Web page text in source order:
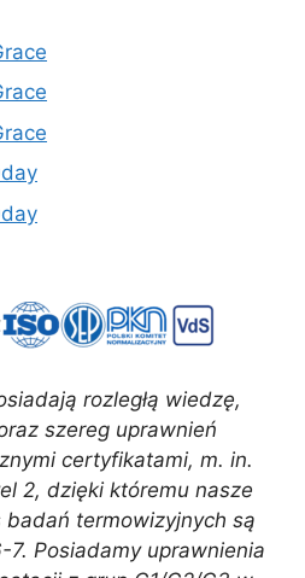
rozległą wiedzę,
szereg uprawnień
certyfikatami, m. in.
2, dzięki któremu nasze
termowizyjnych są
7. Posiadamy uprawnienia